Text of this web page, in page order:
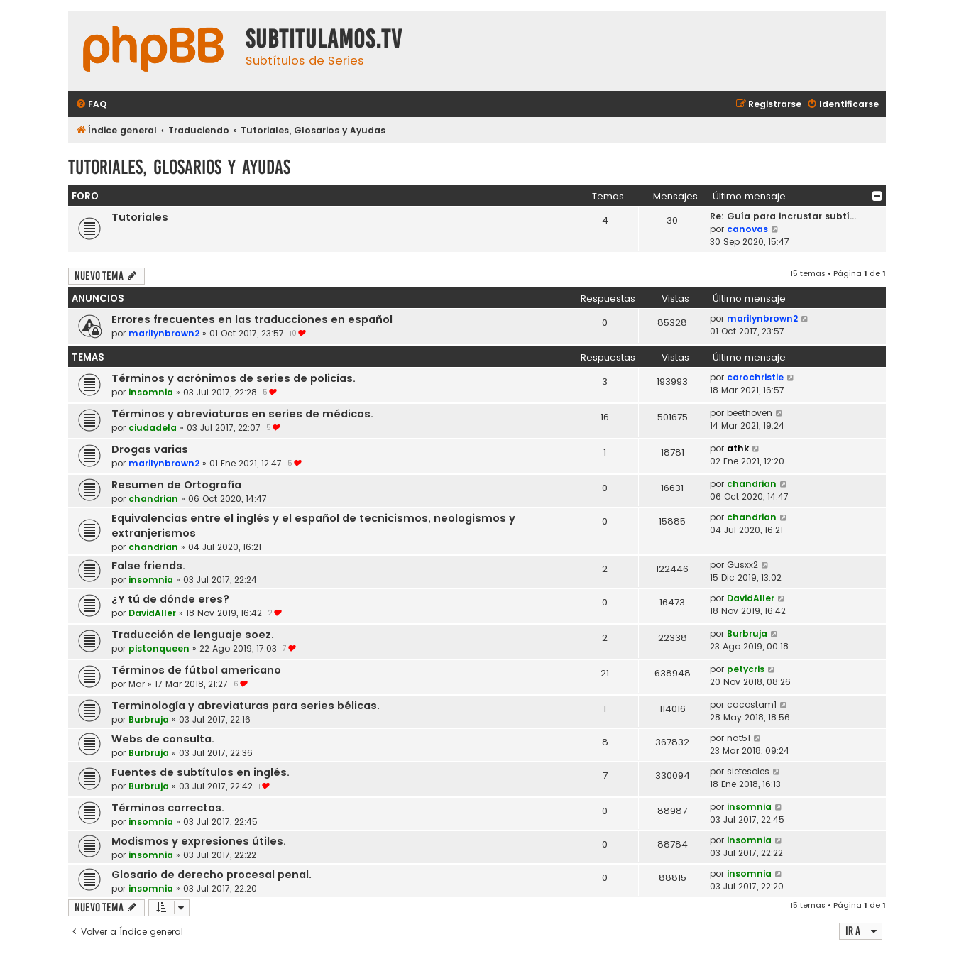
subtitulamos.tv
Subtítulos de Series
FAQ Identificarse
Registrarse
Índice general Traduciendo Tutoriales, Glosarios y Ayudas
Tutoriales, Glosarios y Ayudas
FORO Temas Mensajes Último mensaje
Tutoriales 4 30
Re: Guía para incrustar subtí…
por canovas
e
i
m
o
e
n
s
a
e
30 Sep 2020, 15:47
Nuevo Tema 15 temas • Página 1 de1
ANUNCIOS Respuestas Vistas Último mensaje
Errores frecuentes en las traducciones en español
por marilynbrown2 » 01 Oct 2017, 23:57 10
0 85328 por marilynbrown2
01 Oct 2017, 23:57
TEMAS Respuestas Vistas Último mensaje
Términos y acrónimos de series de policías.
por insomnia » 03 Jul 2017, 22:28 5
3 193993 por carochristie
18 Mar 2021, 16:57
Términos y abreviaturas en series de médicos.
por ciudadela » 03 Jul 2017, 22:07 5
16 501675 por beethoven
14 Mar 2021, 19:24
Drogas varias
por marilynbrown2 » 01 Ene 2021, 12:47 5
1 18781 por athk
02 Ene 2021, 12:20
Resumen de Ortografía
por chandrian » 06 Oct 2020, 14:47
0 16631 por chandrian
06 Oct 2020, 14:47
Equivalencias entre el inglés y el español de tecnicismos, neologismos y
extranjerismos
por chandrian » 04 Jul 2020, 16:21
0 15885 por chandrian
04 Jul 2020, 16:21
False friends.
por insomnia » 03 Jul 2017, 22:24
2 122446 por Gusxx2
15 Dic 2019, 13:02
¿Y tú de dónde eres?
por DavidAller » 18 Nov 2019, 16:42 2
0 16473 por DavidAller
18 Nov 2019, 16:42
Traducción de lenguaje soez.
por pistonqueen » 22 Ago 2019, 17:03 7
2 22338 por Burbruja
23 Ago 2019, 00:18
Términos de fútbol americano
por Mar » 17 Mar 2018, 21:27 6
21 638948 por petycris
20 Nov 2018, 08:26
Terminología y abreviaturas para series bélicas.
por Burbruja » 03 Jul 2017, 22:16
1 114016 por cacostam1
28 May 2018, 18:56
Webs de consulta.
por Burbruja » 03 Jul 2017, 22:36
8 367832 por nat51
23 Mar 2018, 09:24
Fuentes de subtítulos en inglés.
por Burbruja » 03 Jul 2017, 22:42 1
7 330094 por sietesoles
18 Ene 2018, 16:13
Términos correctos.
por insomnia » 03 Jul 2017, 22:45
0 88987 por insomnia
03 Jul 2017, 22:45
Modismos y expresiones útiles.
por insomnia » 03 Jul 2017, 22:22
0 88784 por insomnia
03 Jul 2017, 22:22
Glosario de derecho procesal penal.
por insomnia » 03 Jul 2017, 22:20
0 88815 por insomnia
03 Jul 2017, 22:20
Nuevo Tema 15 temas • Página 1 de1
Volver a Índice general Ir a